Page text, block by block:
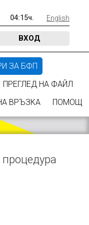
04:15ч. English
ВХОД
ЗА БФП
ПРЕГЛЕД НА ФАЙЛ
ВРЪЗКА ПОМОЩ